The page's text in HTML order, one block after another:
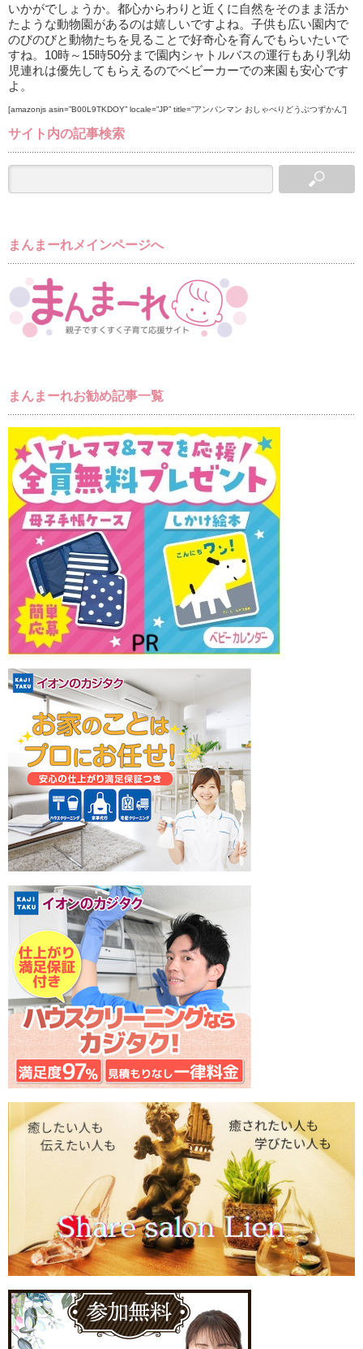
いかがでしょうか。都心からわりと近くに自然をそのまま活か
たような動物園があるのは嬉しいですよね。子供も広い園内で
のびのびと動物たちを見ることで好奇心を育んでもらいたいで
すね。10時～15時50分まで園内シャトルバスの運行もあり乳幼
児連れは優先してもらえるのでベビーカーでの来園も安心です
よ。
[amazonjs asin=”B00L9TKDOY” locale=”JP” title=”アンパンマン おしゃべりどうぶつずかん”]
サイト内の記事検索
まんまーれメインページへ
まんまーれお勧め記事一覧